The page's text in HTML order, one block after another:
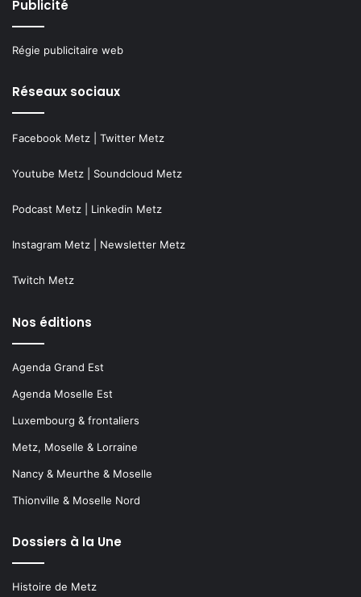
Publicité
Régie publicitaire web
Réseaux sociaux
Facebook Metz Twitter Metz
Youtube Metz Soundcloud Metz
Podcast Metz Linkedin Metz
Instagram Metz Newsletter Metz
Twitch Metz
Nos éditions
Agenda Grand Est
Agenda Moselle Est
Luxembourg & frontaliers
Metz, Moselle & Lorraine
Nancy & Meurthe & Moselle
Thionville & Moselle Nord
Dossiers à la Une
Histoire de Metz